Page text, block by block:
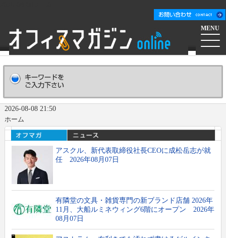
MENU
ホーム
会社概要Company
広告掲載についてAdvertising
新聞購読申し込みSubscribe
コンテンツ
オフマガニュース
メーカー発信ニュースリリース
業界情報リンク集
メーカー
オフィスマガジン社について
2026-08-08 21:50
ホーム
アスクル、新代表取締役社長CEOに成松岳志が就
任 2026年08月07日
有隣堂の文具・雑貨専門の新ブランド店舗 2026年
11月、大船ルミネウィング6階にオープン 2026年
08月07日